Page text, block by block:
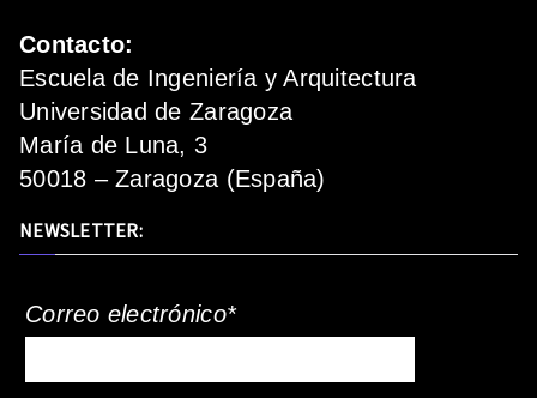
Contacto:
Escuela de Ingeniería y Arquitectura
Universidad de Zaragoza
María de Luna, 3
50018 – Zaragoza (España)
NEWSLETTER:
Correo electrónico*